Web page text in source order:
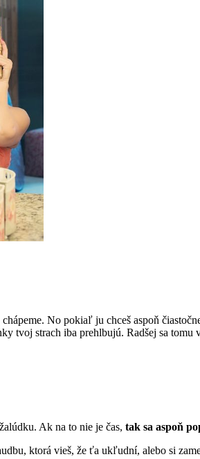
No pokiaľ ju chceš aspoň
tvoj strach iba prehlbujú. Radšej sa
Ak na to nie je čas, tak sa aspoň
ktorá vieš, že ťa ukľudní, alebo si